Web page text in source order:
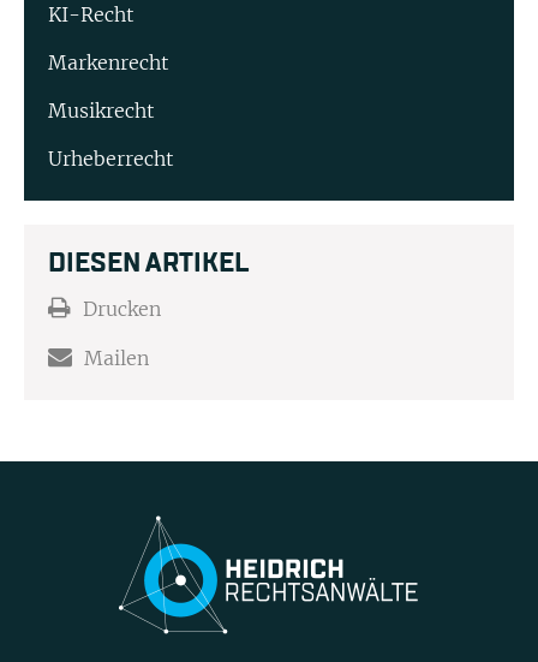
KI-Recht
Markenrecht
Musikrecht
Urheberrecht
DIESEN ARTIKEL
Drucken
Mailen